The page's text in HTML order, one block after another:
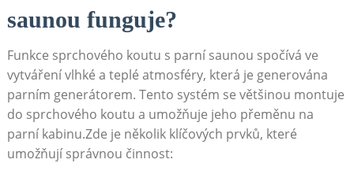
saunou funguje?
Funkce sprchového koutu s parní saunou spočívá ve
vytváření vlhké a teplé atmosféry, která je generována
parním generátorem. Tento systém se většinou montuje
do sprchového koutu a umožňuje jeho přeměnu na
parní kabinu.Zde je několik klíčových prvků, které
umožňují správnou činnost: